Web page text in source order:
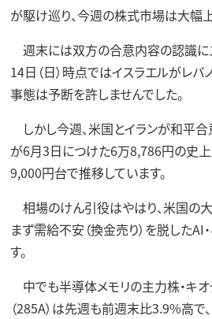
が駆け巡り、今週の株式市場は大幅
週末には双方の合意内容の認識に
14日（日）時点ではイスラエルがレバ
事態は予断を許しませんでした。
しかし今週、米国とイランが和平
が6月3日につけた6万8,786円の史
9,000円台で推移しています。
相場のけん引役はやはり、米国の
まず需給不安（換金売り）を脱したAI
す。
中でも半導体メモリの主力株・キオ
（285A）は先週も前週末比3.9%高で